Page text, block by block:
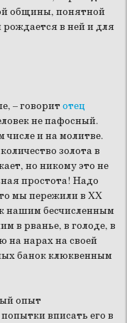
общины, понятной
в ней и для
– говоритотец
не пафосный.
числе и на молитве.
золота в
но никому это не
простота! Надо
мы пережили в XX
нашим бесчисленным
в рванье, в голоде, в
нарах на своей
банок клюквенным
опыт
вписать его в